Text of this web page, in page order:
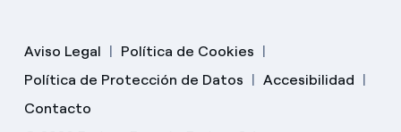
Aviso Legal
Política de Cookies
Política de Protección de Datos
Accesibilidad
Contacto